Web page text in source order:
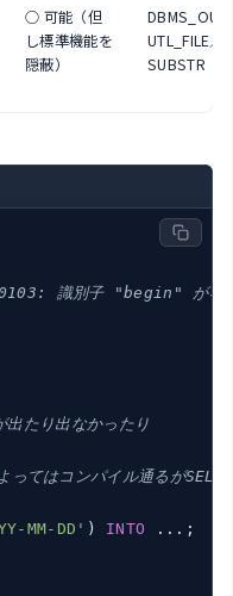
○ 可能（但
し標準機能を
隠蔽）
UTL_FILE／
SUBSTR
識別子 "begin" が不
たり出なかったり
てはコンパイル通るが
MM-DD' ) INTO ...;